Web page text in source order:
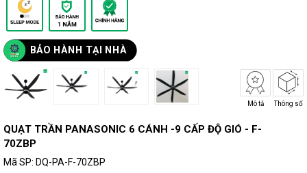
BẢO HÀNH TẠI NHÀ
Mô tả Thông số
QUẠT TRẦN PANASONIC 6 CÁNH -9 CẤP ĐỘ GIÓ - F-
70ZBP
Mã SP: DQ-PA-F-70ZBP